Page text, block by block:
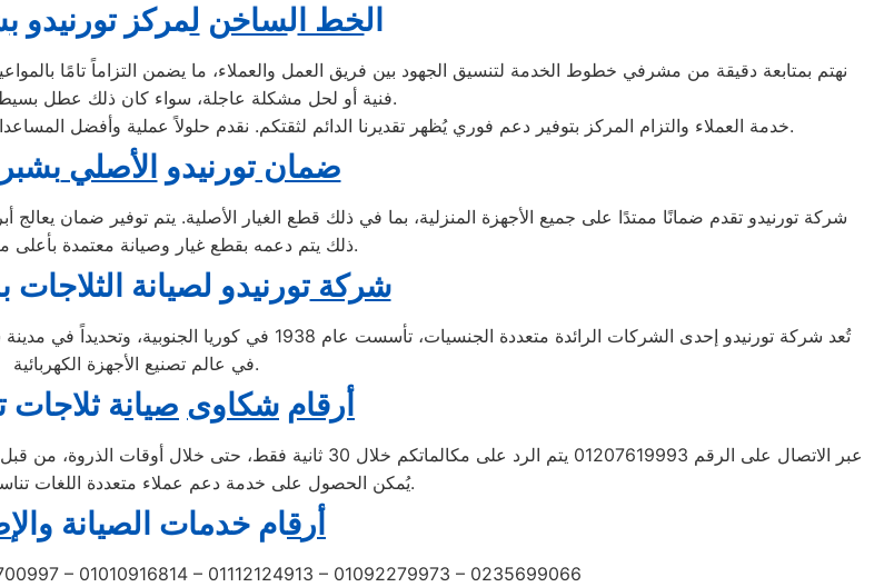
الخط ا لساخن لمركز تورنيدو ب
نهتم بمتابعة دقيقة من مشرفي خطوط الخدمة لتنسيق الجهود بين فريق العمل والعملاء، ما يضمن التزاماً تامًا
فنية أو لحل مشكلة عاجلة، سواء كان ذلك عطل بسيط أو موقف طارئ.
خدمة العملاء والتزام المركز بتوفير دعم فوري يُظهر تقديرنا الدائم لثقتكم. نقدم حلولاً عملية وأفضل المساعدات الممكنة بفضل فريق الدعم المدرب على التعامل مع كافة الإشكاليات.
ضمانتورنيدو الأصلي
شركة تورنيدو تقدم ضمانًا ممتدًا على جميع الأجهزة المنزلية، بما في ذلك قطع الغيار الأصلية. يتم توفير ضمان
ذلك يتم دعمه بقطع غيار وصيانة معتمدة بأعلى معايير الجودة.
شركةتورنيدو لصيانة
تُعد شركة تورنيدو إحدى الشركات الرائدة متعددة الجنسيات،
في عالم تصنيع الأجهزة الكهربائية.
أرقام شكاوى صيانة ثلاجات
عبر الاتصال على الرقم 01207619993 يتم الرد على مكالماتكم
يُمكن الحصول على خدمة دعم عملاء متعددة اللغات تناسب جميع احتياجاتكم.
أر قام خدمات الصيانة و ال
– 01010916814 – 01112124913 – 01092279973 – 0235699066